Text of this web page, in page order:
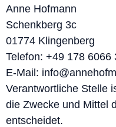
Anne Hofmann
Schenkberg 3c
01774 Klingenberg
Telefon: +49 178 6066
E-Mail:
Verantwortliche Stelle
die Zwecke und Mittel
entscheidet.